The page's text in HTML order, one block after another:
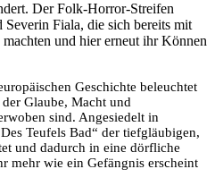
Der Folk-Horror-Streifen
Fiala, die sich bereits mit
und hier erneut ihr Können
Geschichte beleuchtet
Glaube, Macht und
sind. Angesiedelt in
Teufels Bad“ der tiefgläubigen,
und dadurch in eine dörfliche
mehr wie ein Gefängnis erscheint